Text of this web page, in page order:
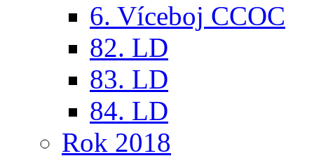
6. Víceboj CCOC
82. LD
83. LD
84. LD
Rok 2018